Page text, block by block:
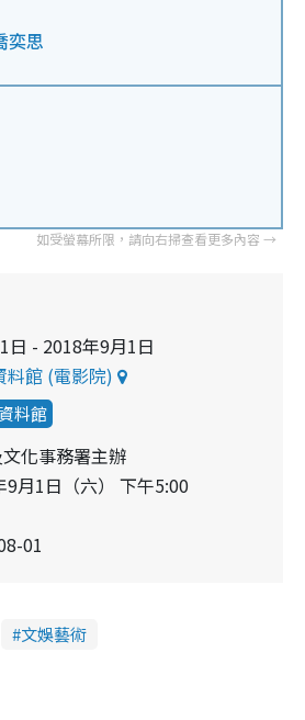
奕思
日 - 2018年9月1日
料館 (電影院)
料館
化事務署主辦
9月1日（六） 下午5:00
01
文娛藝術